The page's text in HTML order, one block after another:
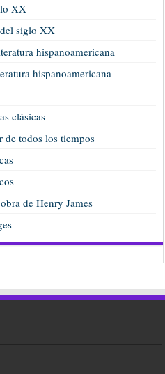
XX
siglo XX
hispanoamericana
hispanoamericana
clásicas
de todos los tiempos
de Henry James